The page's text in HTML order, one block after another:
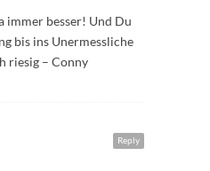
immer besser! Und Du
bis ins Unermessliche
riesig – Conny
Reply